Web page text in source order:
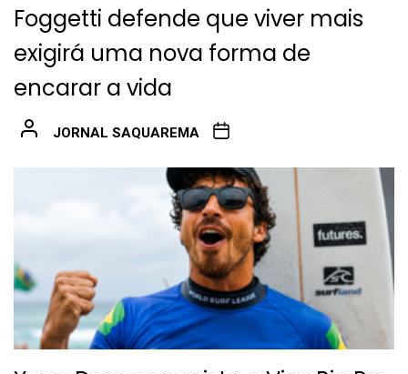
Foggetti defende que viver mais
exigirá uma nova forma de
encarar a vida
JORNAL SAQUAREMA